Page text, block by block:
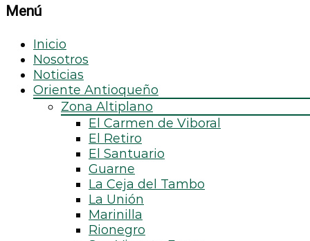
Menú
Inicio
Nosotros
Noticias
Oriente Antioqueño
Zona Altiplano
El Carmen de Viboral
El Retiro
El Santuario
Guarne
La Ceja del Tambo
La Unión
Marinilla
Rionegro